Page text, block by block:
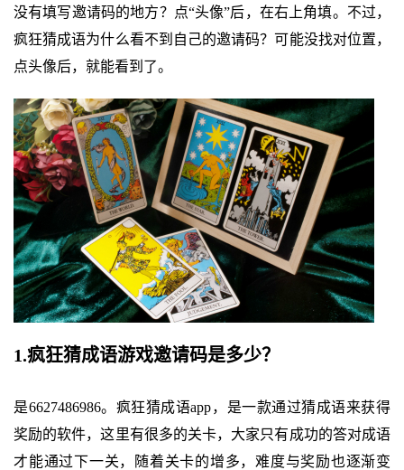
没有填写邀请码的地方？点“头像”后，在右上角填。不过，
疯狂猜成语为什么看不到自己的邀请码？可能没找对位置，
点头像后，就能看到了。
1.疯狂猜成语游戏邀请码是多少？
是6627486986。疯狂猜成语app，是一款通过猜成语来获得
奖励的软件，这里有很多的关卡，大家只有成功的答对成语
才能通过下一关，随着关卡的增多，难度与奖励也逐渐变